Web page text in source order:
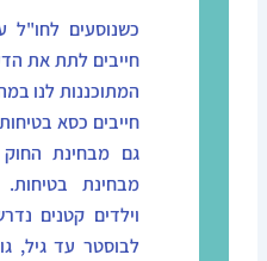
כשנוסעים לחו"ל
חייבים לתת את
המתוכננות לנו
חייבים כסא
גם מבחינת
מבחינת
וילדים קטנים
לבוסטר עד גיל,